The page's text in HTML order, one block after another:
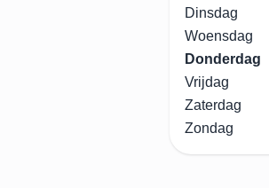
Dinsdag
Woensdag
Donderdag
Vrijdag
Zaterdag
Zondag